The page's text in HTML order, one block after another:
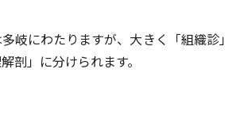
岐にわたりますが、⼤きく「組織診」
剖」に分けられます。